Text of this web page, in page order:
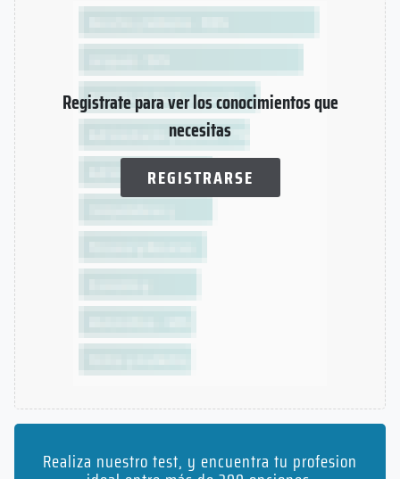
Registrate para ver los conocimientos que
necesitas
REGISTRARSE
Realiza nuestro test, y encuentra tu profesion